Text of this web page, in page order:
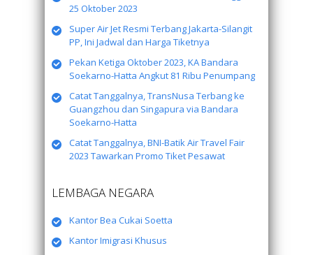
25 Oktober 2023
Super Air Jet Resmi Terbang Jakarta-Silangit
PP, Ini Jadwal dan Harga Tiketnya
Pekan Ketiga Oktober 2023, KA Bandara
Soekarno-Hatta Angkut 81 Ribu Penumpang
Catat Tanggalnya, TransNusa Terbang ke
Guangzhou dan Singapura via Bandara
Soekarno-Hatta
Catat Tanggalnya, BNI-Batik Air Travel Fair
2023 Tawarkan Promo Tiket Pesawat
LEMBAGA NEGARA
Kantor Bea Cukai Soetta
Kantor Imigrasi Khusus